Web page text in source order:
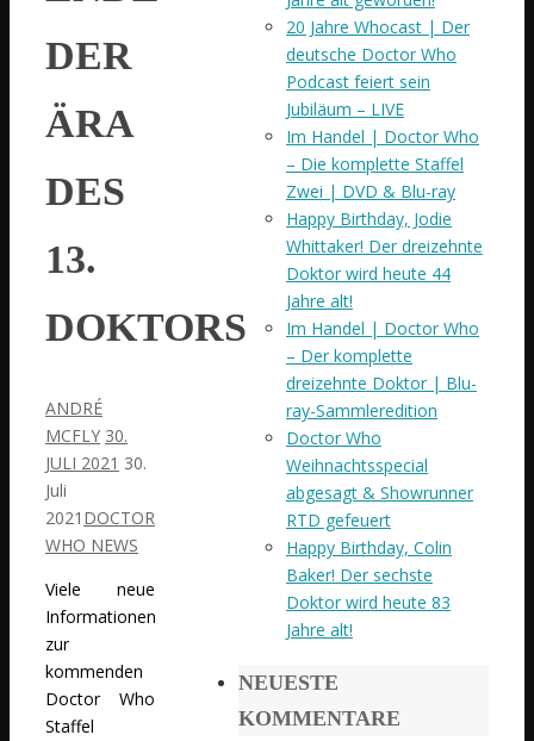
DER
ÄRA
DES
13.
DOKTORS
ANDRÉ
MCFLY 30.
JULI 2021 30.
Juli
2021 DOCTOR
WHO NEWS
Viele neue
Informationen
zur
kommenden
Doctor Who
Staffel
20 Jahre Whocast | Der
deutsche Doctor Who
Podcast feiert sein
Jubiläum – LIVE
Im Handel | Doctor Who
– Die komplette Staffel
Zwei | DVD & Blu-ray
Happy Birthday, Jodie
Whittaker! Der dreizehnte
Doktor wird heute 44
Jahre alt!
Im Handel | Doctor Who
– Der komplette
dreizehnte Doktor | Blu-
ray-Sammleredition
Doctor Who
Weihnachtsspecial
abgesagt & Showrunner
RTD gefeuert
Happy Birthday, Colin
Baker! Der sechste
Doktor wird heute 83
Jahre alt!
NEUESTE
KOMMENTARE